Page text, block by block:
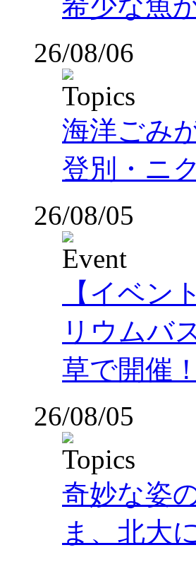
26/08/06
海洋ごみ
登別・ニ
26/08/05
【イベン
リウムバ
草で開催！
26/08/05
奇妙な姿
ま、北大